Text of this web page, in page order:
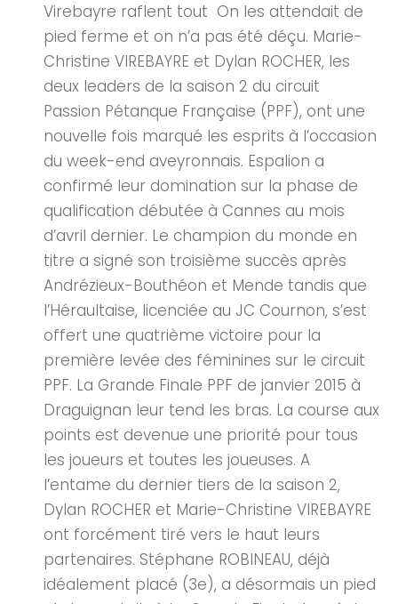
Virebayre raflent tout On les attendait de
pied ferme et on n’a pas été déçu. Marie-
Christine VIREBAYRE et Dylan ROCHER, les
deux leaders de la saison 2 du circuit
Passion Pétanque Française (PPF), ont une
nouvelle fois marqué les esprits à l’occasion
du week-end aveyronnais. Espalion a
confirmé leur domination sur la phase de
qualification débutée à Cannes au mois
d’avril dernier. Le champion du monde en
titre a signé son troisième succès après
Andrézieux-Bouthéon et Mende tandis que
l’Héraultaise, licenciée au JC Cournon, s’est
offert une quatrième victoire pour la
première levée des féminines sur le circuit
PPF. La Grande Finale PPF de janvier 2015 à
Draguignan leur tend les bras. La course aux
points est devenue une priorité pour tous
les joueurs et toutes les joueuses. A
l’entame du dernier tiers de la saison 2,
Dylan ROCHER et Marie-Christine VIREBAYRE
ont forcément tiré vers le haut leurs
partenaires. Stéphane ROBINEAU, déjà
idéalement placé (3e), a désormais un pied